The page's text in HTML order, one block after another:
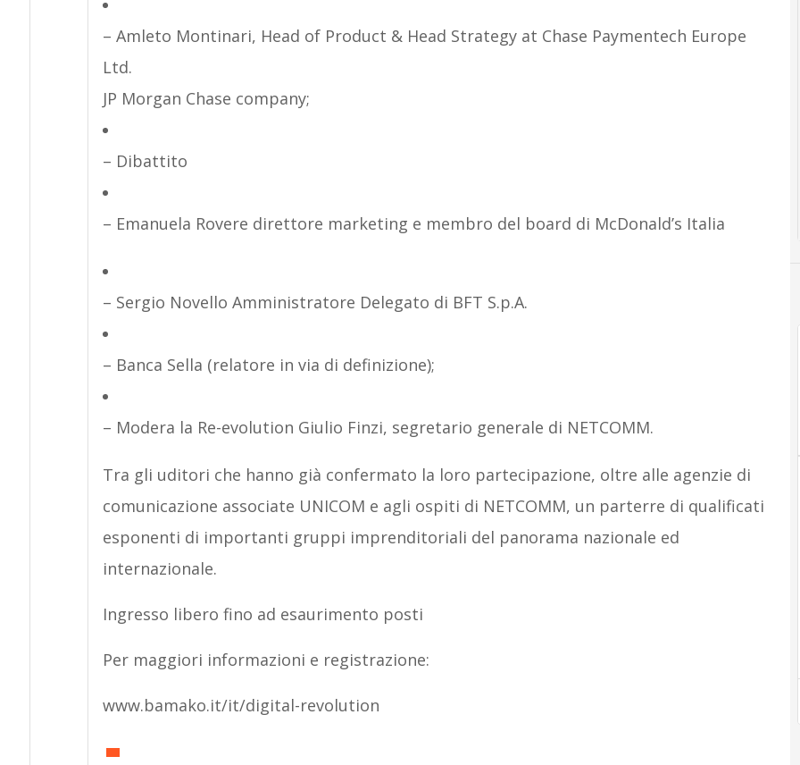
– Amleto Montinari, Head of Product & Head Strategy at Chase Paymentech Europe
Ltd.
JP Morgan Chase company;
– Dibattito
– Emanuela Rovere direttore marketing e membro del board di McDonald’s Italia
– Sergio Novello Amministratore Delegato di BFT S.p.A.
– Banca Sella (relatore in via di definizione);
– Modera la Re-evolution Giulio Finzi, segretario generale di NETCOMM.
Tra gli uditori che hanno già confermato la loro partecipazione, oltre alle agenzie di
comunicazione associate UNICOM e agli ospiti di NETCOMM, un parterre di qualificati
esponenti di importanti gruppi imprenditoriali del panorama nazionale ed
internazionale.
Ingresso libero fino ad esaurimento posti
Per maggiori informazioni e registrazione:
www.bamako.it/it/digital-revolution